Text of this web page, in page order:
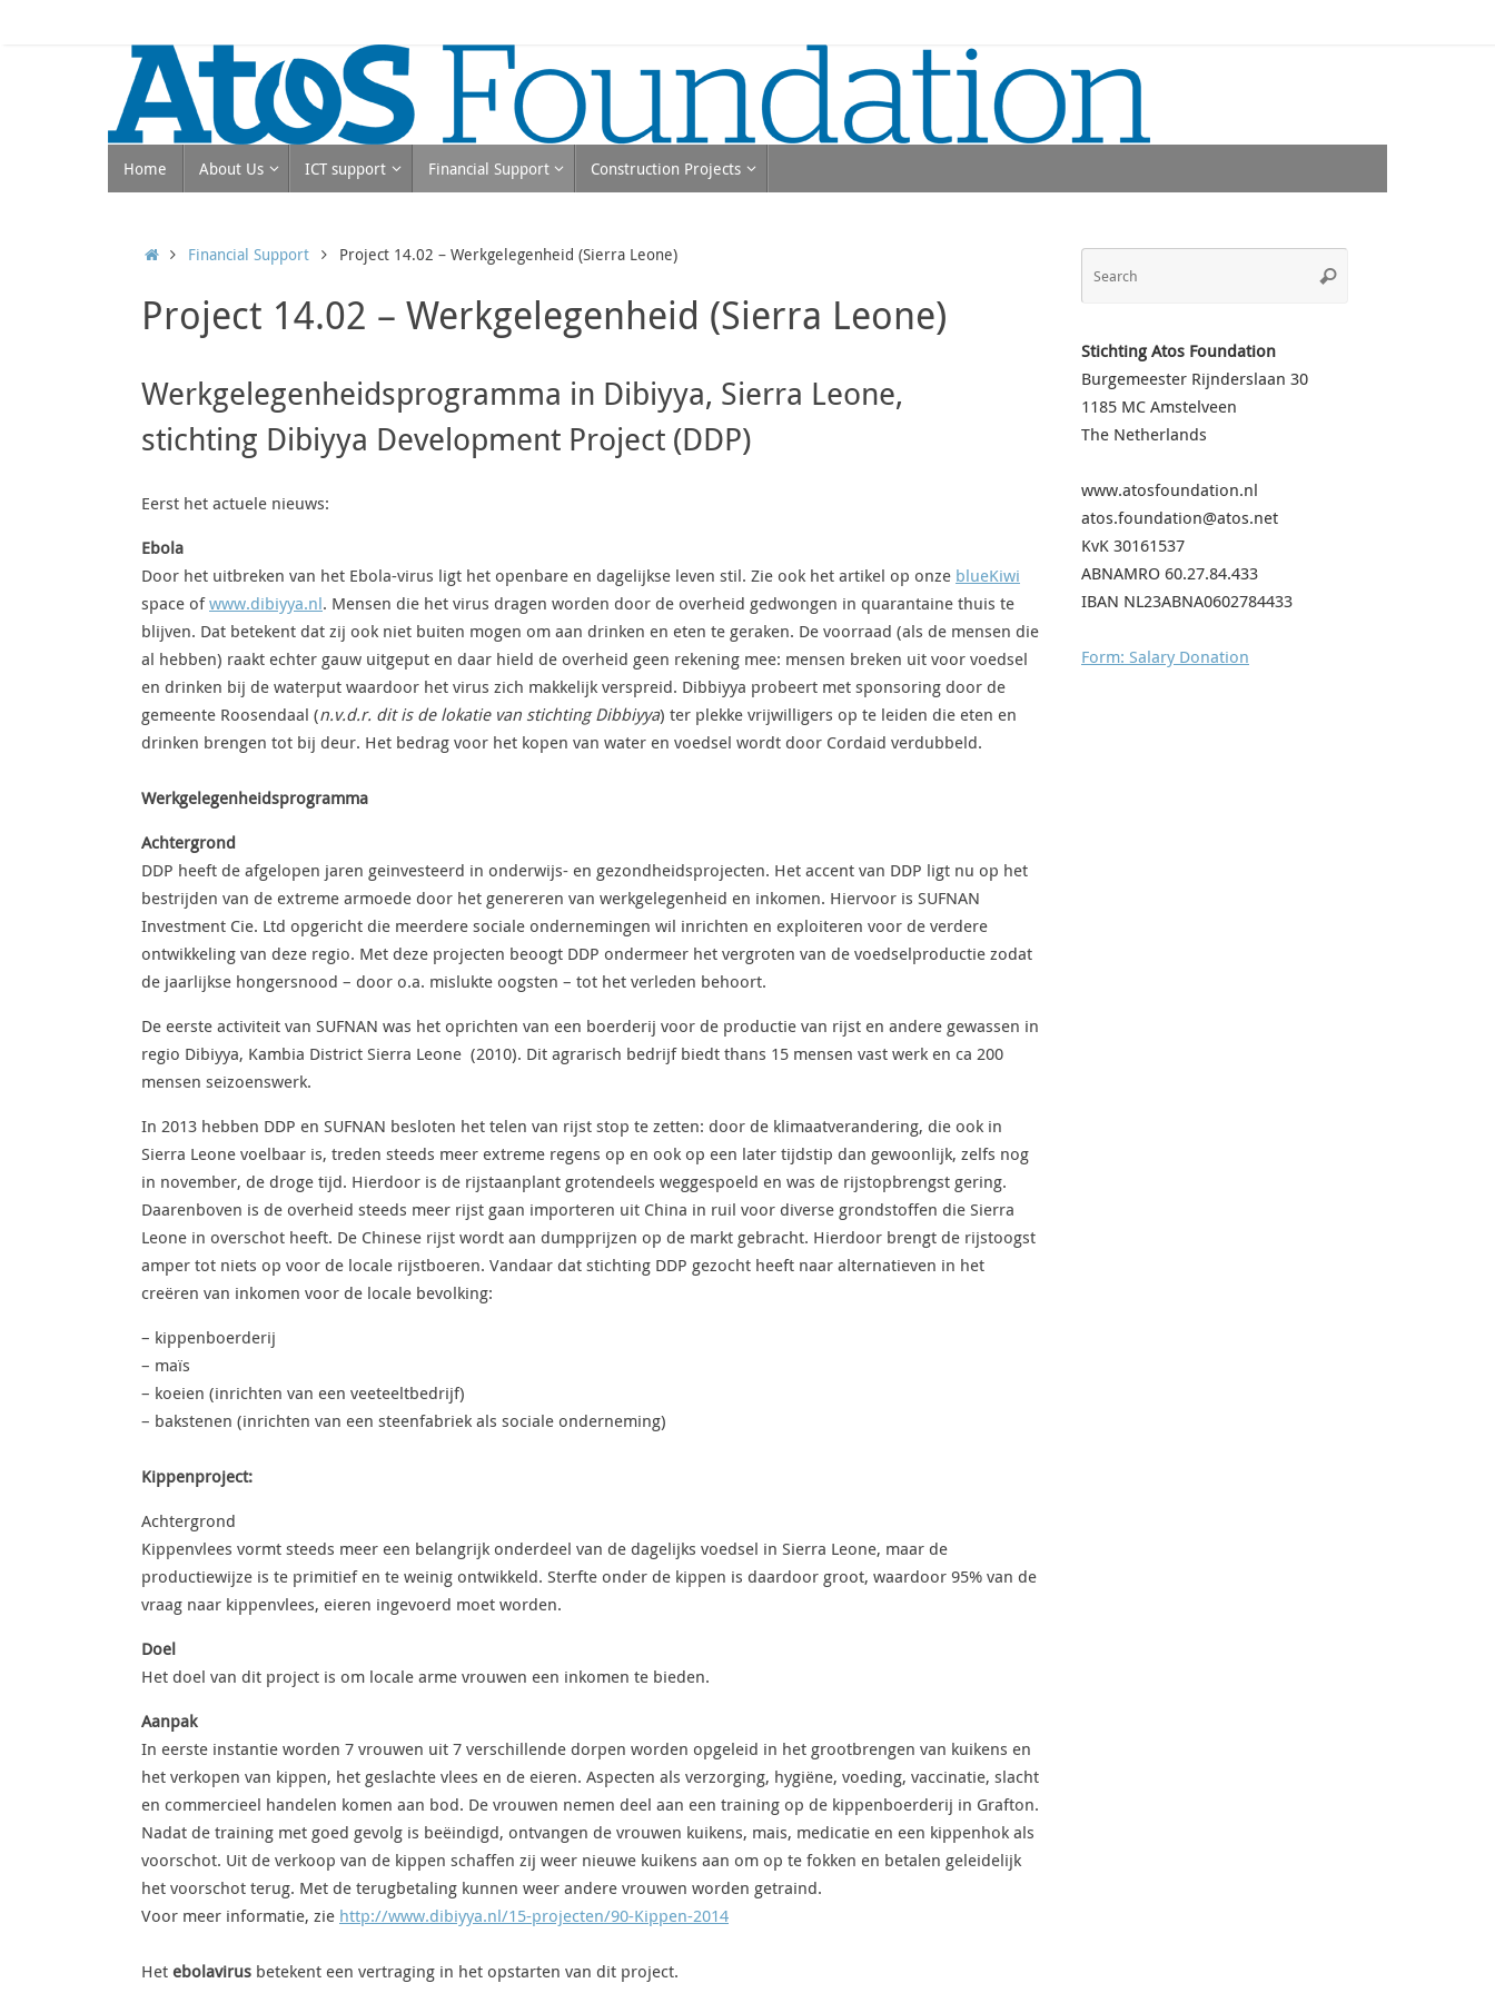
Home About Us ICT support Financial Support Construction Projects
HomeFinancial Support Project 14.02 – Werkgelegenheid (Sierra Leone)
Project 14.02 – Werkgelegenheid (Sierra Leone)
Werkgelegenheidsprogramma in Dibiyya, Sierra Leone,
stichting Dibiyya Development Project (DDP)
Eerst het actuele nieuws:
Ebola
Door het uitbreken van het Ebola-virus ligt het openbare en dagelijkse leven stil. Zie ook het artikel op onze blueKiwi
space ofwww.dibiyya.nl. Mensen die het virus dragen worden door de overheid gedwongen in quarantaine thuis te
blijven. Dat betekent dat zij ook niet buiten mogen om aan drinken en eten te geraken. De voorraad (als de mensen die
al hebben) raakt echter gauw uitgeput en daar hield de overheid geen rekening mee: mensen breken uit voor voedsel
en drinken bij de waterput waardoor het virus zich makkelijk verspreid. Dibbiyya probeert met sponsoring door de
gemeente Roosendaal (n.v.d.r. dit is de lokatie van stichting Dibbiyya) ter plekke vrijwilligers op te leiden die eten en
drinken brengen tot bij deur. Het bedrag voor het kopen van water en voedsel wordt door Cordaid verdubbeld.
Werkgelegenheidsprogramma
Achtergrond
DDP heeft de afgelopen jaren geinvesteerd in onderwijs- en gezondheidsprojecten. Het accent van DDP ligt nu op het
bestrijden van de extreme armoede door het genereren van werkgelegenheid en inkomen. Hiervoor is SUFNAN
Investment Cie. Ltd opgericht die meerdere sociale ondernemingen wil inrichten en exploiteren voor de verdere
ontwikkeling van deze regio. Met deze projecten beoogt DDP ondermeer het vergroten van de voedselproductie zodat
de jaarlijkse hongersnood – door o.a. mislukte oogsten – tot het verleden behoort.
De eerste activiteit van SUFNAN was het oprichten van een boerderij voor de productie van rijst en andere gewassen in
regio Dibiyya, Kambia District Sierra Leone (2010). Dit agrarisch bedrijf biedt thans 15 mensen vast werk en ca 200
mensen seizoenswerk.
In 2013 hebben DDP en SUFNAN besloten het telen van rijst stop te zetten: door de klimaatverandering, die ook in
Sierra Leone voelbaar is, treden steeds meer extreme regens op en ook op een later tijdstip dan gewoonlijk, zelfs nog
in november, de droge tijd. Hierdoor is de rijstaanplant grotendeels weggespoeld en was de rijstopbrengst gering.
Daarenboven is de overheid steeds meer rijst gaan importeren uit China in ruil voor diverse grondstoffen die Sierra
Leone in overschot heeft. De Chinese rijst wordt aan dumpprijzen op de markt gebracht. Hierdoor brengt de rijstoogst
amper tot niets op voor de locale rijstboeren. Vandaar dat stichting DDP gezocht heeft naar alternatieven in het
creëren van inkomen voor de locale bevolking:
– kippenboerderij
– maïs
– koeien (inrichten van een veeteeltbedrijf)
– bakstenen (inrichten van een steenfabriek als sociale onderneming)
Kippenproject:
Achtergrond
Kippenvlees vormt steeds meer een belangrijk onderdeel van de dagelijks voedsel in Sierra Leone, maar de
productiewijze is te primitief en te weinig ontwikkeld. Sterfte onder de kippen is daardoor groot, waardoor 95% van de
vraag naar kippenvlees, eieren ingevoerd moet worden.
Doel
Het doel van dit project is om locale arme vrouwen een inkomen te bieden.
Aanpak
In eerste instantie worden 7 vrouwen uit 7 verschillende dorpen worden opgeleid in het grootbrengen van kuikens en
het verkopen van kippen, het geslachte vlees en de eieren. Aspecten als verzorging, hygiëne, voeding, vaccinatie, slacht
en commercieel handelen komen aan bod. De vrouwen nemen deel aan een training op de kippenboerderij in Grafton.
Nadat de training met goed gevolg is beëindigd, ontvangen de vrouwen kuikens, mais, medicatie en een kippenhok als
voorschot. Uit de verkoop van de kippen schaffen zij weer nieuwe kuikens aan om op te fokken en betalen geleidelijk
het voorschot terug. Met de terugbetaling kunnen weer andere vrouwen worden getraind.
Voor meer informatie, zie http://www.dibiyya.nl/15-projecten/90-Kippen-2014
Het ebolavirus betekent een vertraging in het opstarten van dit project.
Search
Stichting Atos Foundation
Burgemeester Rijnderslaan 30
1185 MC Amstelveen
The Netherlands
www.atosfoundation.nl
atos.foundation@atos.net
KvK 30161537
ABNAMRO 60.27.84.433
IBAN NL23ABNA0602784433
Form: Salary Donation